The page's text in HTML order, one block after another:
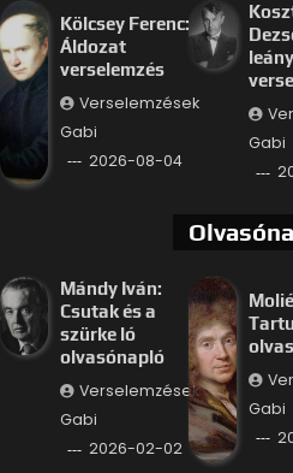
Kölcsey Ferenc:
Áldozat
verselemzés
Verselemzések
Gabi
2026-08-04
Gabi
Mándy Iván:
Csutak és a
szürke ló
olvasónapló
Verselemzések
Gabi
2026-02-02
Gabi